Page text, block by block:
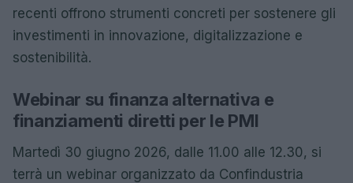
recenti offrono strumenti concreti per sostenere gli
investimenti in innovazione, digitalizzazione e
sostenibilità.
Webinar su finanza alternativa e
finanziamenti diretti per le PMI
Martedì 30 giugno 2026, dalle 11.00 alle 12.30, si
terrà un webinar organizzato da Confindustria